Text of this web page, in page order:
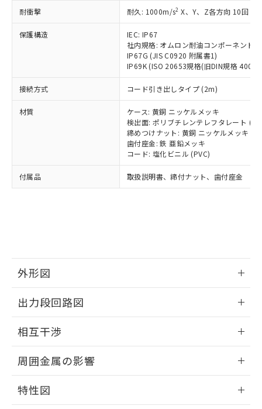
耐衝撃 耐久: 1000m/s2 X、Y、Z各方向 10回
保護構造
IEC: IP67
社内規格: オムロン耐油コンポーネント
IP67G (JIS C0920 附属書1)
IP69K (ISO 20653規格(旧DIN規格
接続方式 コード引き出しタイプ (2m)
材質
ケース: 黄銅 ニッケルメッキ
検出面: ポリブチレンテレフタレート
締めつけナット: 黄銅 ニッケルメッキ
歯付座金: 鉄 亜鉛メッキ
コード: 塩化ビニル (PVC)
付属品 取扱説明書、締付ナット、歯付座金
外形図
外形図
出力段回路図
出力段回路図
相互干渉
相互干渉
周囲金属の影響
特性図
覧された時点での実際の在庫および標
準価格とは異なる場合があることをご
了承ください。
正式な納期状況および標準価格はお客
様のお取引先、またはお客様担当のオ
ムロン制御機器販売店・当社販売員に
ご相談ください。
オムロン制御機器販売店や当社販売拠
販売ネットワーク
」をご確認
在庫状況および標準価格結果を当社の
事前の承諾なく第三者に漏洩または開
示しないようお願いします。
マイパーツ機能（部品リスト作成サー
ビス）をご利用いただくには、I-Web
品・サービスに関するお客様との取
※当社の共同利用者とは、
の共同利用に関して"
用者の範囲」に記載されている法人を
鉛(Pb) 1000ppm以下、 水銀(Hg) 1000ppm以下、 カド
ミウム(Cd) 100ppm以下、
六価クロム(Cr(Ⅵ)) 1000ppm以下、ポリ臭化ビフェニル
類(PBB) 1000ppm以下、ポリ臭化ジフェニルエーテル類
(PBDE) 1000ppm以下、フタル酸ビス(2-エチルヘキシ
ル) (DEHP)(別名：DOP) 1000ppm以下、フタル酸ブチ
ルベンジル（BBP） 1000ppm以下、フタル酸ジブチル
（DBP） 1000ppm以下、フタル酸ジイソブチル
適用除外項目は除く。
フタル酸エステル類の４物質については閾値を超える意
図的な使用がないことを確認しています。
部品在庫の切り替え状況などにより、予定
月が前後することがあります。
とができます。
EU RoHS指令（10物質）の非含有証明書
51物質の非含有証明書（当社基準）
※本証明書は発行日時点で非含有を証明す
るもので、過去に遡って非含有を証明する
ものではありません。
物質の対応では、対応完了までの期間は出
荷製品に未対応品が混在することから備考
欄に対応日を記載しておりました。
既に当社にて対応品への在庫切替を完了
*中国RoHS10物質の基準値 (GB/T26572)：
Pb(鉛) :1000ppm、 Hg(水銀) : 1000ppm、 Cd(カドミウ
Cr(Ⅵ)(六価クロム) : 1000ppm、 PBBs(ポリ臭化ビフェ
ニル類) : 1000ppm、 PBDEs(ポリ臭化ジフェニルエーテ
DBP(フタル酸ジブチル) : 1000ppm、 DIBP(フタル酸ジ
イソブチル) : 1000ppm、 BBP(フタル酸ブチルベンジ
DEHP(フタル酸ビス(2-エチルヘキシル)) : 1000ppm
※2 環境保護使用期限
「ｅ」：有害物質（10物質）のすべてが基
準値以下であることを示します。
「10」：通常の使用状況下において有害物
質が外部に漏えいし、環境に深刻な影響を
及ぼさない年数を意味します。
国政府の輸出許可(または役務取引許
可)を取得するなどの必要な手続きを
当社は規制貨物を破棄する場合は、完
全に破砕するなど、違法に輸出されな
いよう必要な手段を講じます。
当社は貴社製品を、核兵器、ミサイ
ル、化学兵器、生物兵器またはその他
武器並びにこれらの製造装置等に一切
使用いたしません。
当社は、貴社製品を第三者に販売する
場合は、上記1、2および3の内容を当
該第三者に通知します。また当社は、
販売先および販売に係わる関係者が違
法に輸出するおそれがある場合は、取
一定数以上の在庫あり
一定数には満たないが在庫あり
在庫なし(最新の在庫状況につ
いては、お客様のお取引先、ま
たはお客様担当のオムロン制御
機器販売店・当社販売員にご確
認ください)
白
受注生産機種、また在庫状況の
情報を公開していない機種